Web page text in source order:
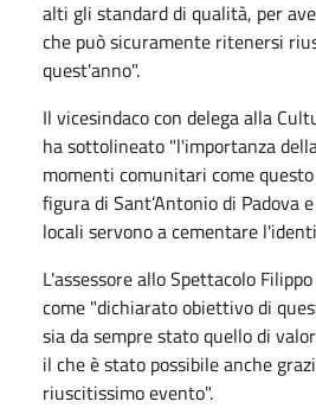
alti gli standard di qualità, per
che può sicuramente ritenersi
quest'anno".
Il vicesindaco con delega alla
ha sottolineato "l'importanza
momenti comunitari come
figura di Sant’Antonio di Padova
locali servono a cementare
L'assessore allo Spettacolo
come "dichiarato obiettivo di
sia da sempre stato quello di
il che è stato possibile anche
riuscitissimo evento".